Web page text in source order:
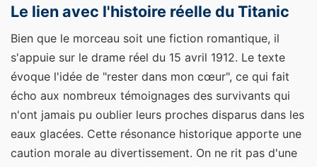
Le lien avec l'histoire réelle du Titanic
Bien que le morceau soit une fiction romantique, il
s'appuie sur le drame réel du 15 avril 1912. Le texte
évoque l'idée de "rester dans mon cœur", ce qui fait
écho aux nombreux témoignages des survivants qui
n'ont jamais pu oublier leurs proches disparus dans les
eaux glacées. Cette résonance historique apporte une
caution morale au divertissement. On ne rit pas d'une